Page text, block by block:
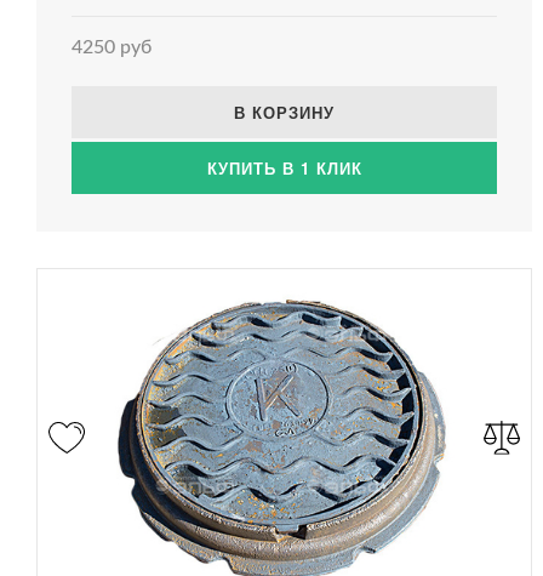
4250 руб
В КОРЗИНУ
КУПИТЬ В 1 КЛИК